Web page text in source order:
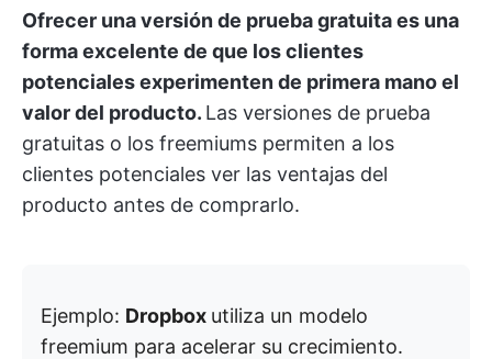
Ofrecer una versión de prueba gratuita es una
forma excelente de que los clientes
potenciales experimenten de primera mano el
valor del producto. Las versiones de prueba
gratuitas o los freemiums permiten a los
clientes potenciales ver las ventajas del
producto antes de comprarlo.
Ejemplo: Dropbox utiliza un modelo
freemium para acelerar su crecimiento.